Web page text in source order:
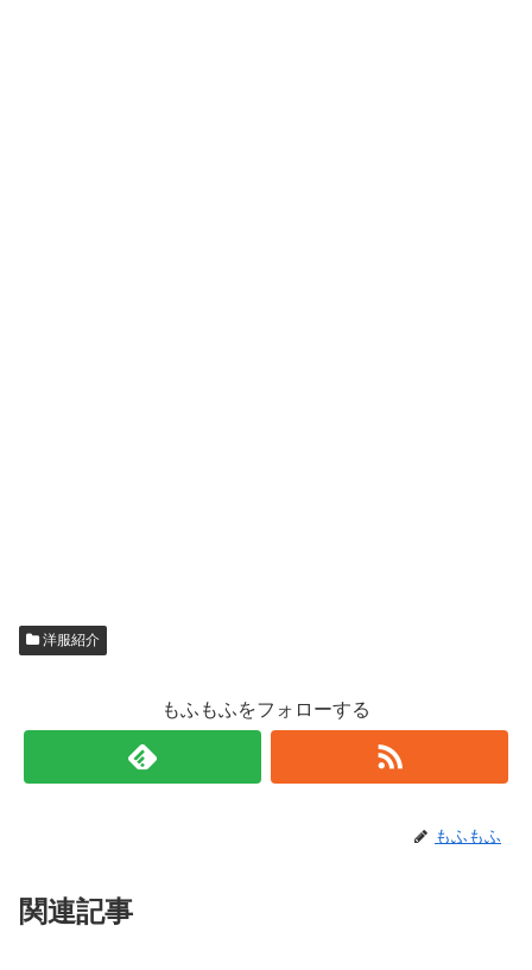
洋服紹介
もふもふをフォローする
もふもふ
関連記事